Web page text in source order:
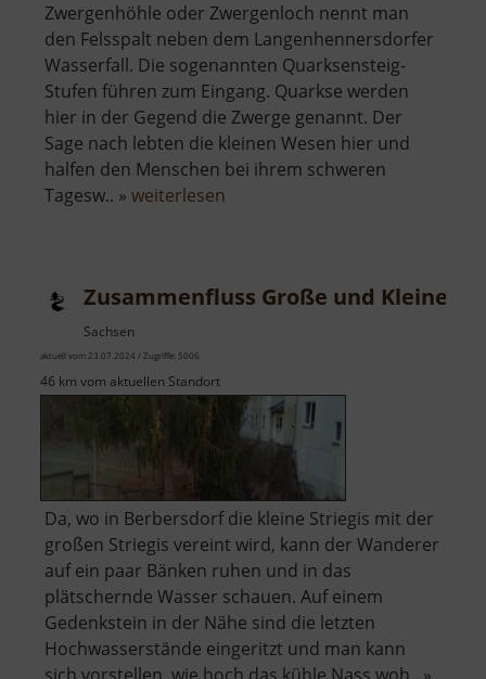
Zwergenhöhle oder Zwergenloch nennt man
den Felsspalt neben dem Langenhennersdorfer
Wasserfall. Die sogenannten Quarksensteig-
Stufen führen zum Eingang. Quarkse werden
hier in der Gegend die Zwerge genannt. Der
Sage nach lebten die kleinen Wesen hier und
halfen den Menschen bei ihrem schweren
Tagesw.. » weiterlesen
Zusammenfluss Große und Kleine
Sachsen
aktuell vom 23.07.2024 / Zugriffe: 5006
46 km vom aktuellen Standort
Da, wo in Berbersdorf die kleine Striegis mit der
großen Striegis vereint wird, kann der Wanderer
auf ein paar Bänken ruhen und in das
plätschernde Wasser schauen. Auf einem
Gedenkstein in der Nähe sind die letzten
Hochwasserstände eingeritzt und man kann